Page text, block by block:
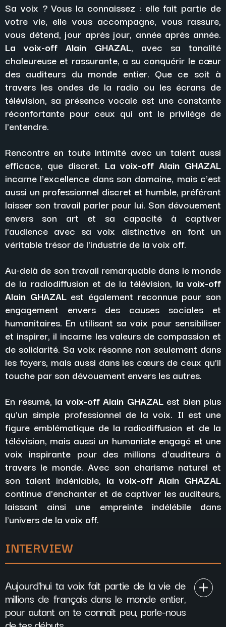
Sa voix ? Vous la connaissez : elle fait partie de
votre vie, elle vous accompagne, vous rassure,
vous détend, jour après jour, année après année.
La voix-off Alain GHAZAL, avec sa tonalité
chaleureuse et rassurante, a su conquérir le cœur
des auditeurs du monde entier. Que ce soit à
travers les ondes de la radio ou les écrans de
télévision, sa présence vocale est une constante
réconfortante pour ceux qui ont le privilège de
l'entendre.
Rencontre en toute intimité avec un talent aussi
efficace, que discret. La voix-off Alain GHAZAL
incarne l'excellence dans son domaine, mais c'est
aussi un professionnel discret et humble, préférant
laisser son travail parler pour lui. Son dévouement
envers son art et sa capacité à captiver
l'audience avec sa voix distinctive en font un
véritable trésor de l'industrie de la voix off.
Au-delà de son travail remarquable dans le monde
de la radiodiffusion et de la télévision, la voix-off
Alain GHAZALest également reconnue pour son
engagement envers des causes sociales et
humanitaires. En utilisant sa voix pour sensibiliser
et inspirer, il incarne les valeurs de compassion et
de solidarité. Sa voix résonne non seulement dans
les foyers, mais aussi dans les cœurs de ceux qu'il
touche par son dévouement envers les autres.
En résumé, la voix-off Alain GHAZALest bien plus
qu'un simple professionnel de la voix. Il est une
figure emblématique de la radiodiffusion et de la
télévision, mais aussi un humaniste engagé et une
voix inspirante pour des millions d'auditeurs à
travers le monde. Avec son charisme naturel et
son talent indéniable, la voix-off Alain GHAZAL
continue d'enchanter et de captiver les auditeurs,
laissant ainsi une empreinte indélébile dans
l'univers de la voix off.
INTERVIEW
Aujourd'hui ta voix fait partie de la vie de
millions de français dans le monde entier,
pour autant on te connaît peu, parle-nous